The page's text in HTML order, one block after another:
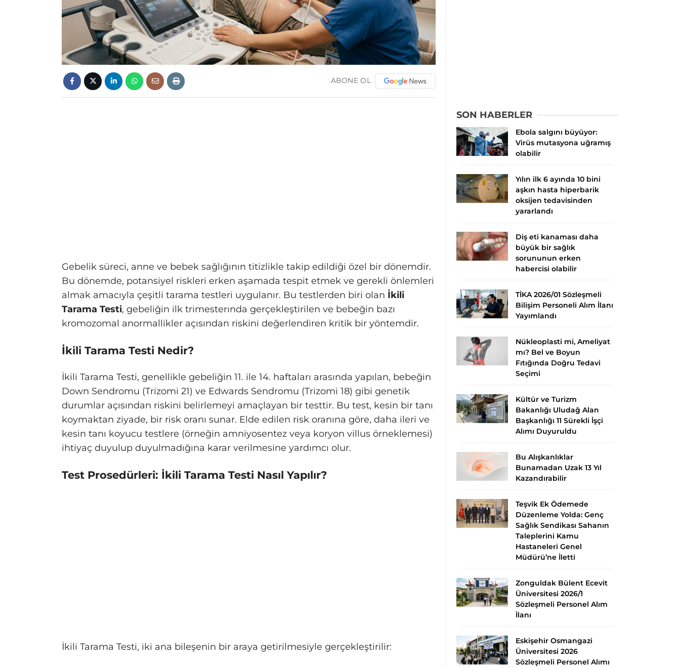
ABONE OL
Gebelik süreci, anne ve bebek sağlığının titizlikle takip edildiği özel bir dönemdir.
Bu dönemde, potansiyel riskleri erken aşamada tespit etmek ve gerekli önlemleri
almak amacıyla çeşitli tarama testleri uygulanır. Bu testlerden biri olan İkili
Tarama Testi, gebeliğin ilk trimesterında gerçekleştirilen ve bebeğin bazı
kromozomal anormallikler açısından riskini değerlendiren kritik bir yöntemdir.
İkili Tarama Testi Nedir?
İkili Tarama Testi, genellikle gebeliğin 11. ile 14. haftaları arasında yapılan, bebeğin
Down Sendromu (Trizomi 21) ve Edwards Sendromu (Trizomi 18) gibi genetik
durumlar açısından riskini belirlemeyi amaçlayan bir testtir. Bu test, kesin bir tanı
koymaktan ziyade, bir risk oranı sunar. Elde edilen risk oranına göre, daha ileri ve
kesin tanı koyucu testlere (örneğin amniyosentez veya koryon villus örneklemesi)
ihtiyaç duyulup duyulmadığına karar verilmesine yardımcı olur.
Test Prosedürleri: İkili Tarama Testi Nasıl Yapılır?
İkili Tarama Testi, iki ana bileşenin bir araya getirilmesiyle gerçekleştirilir:
SON HABERLER
Ebola salgını büyüyor:
Virüs mutasyona uğramış
olabilir
Yılın ilk 6 ayında 10 bini
aşkın hasta hiperbarik
oksijen tedavisinden
yararlandı
Diş eti kanaması daha
büyük bir sağlık
sorununun erken
habercisi olabilir
TİKA 2026/01 Sözleşmeli
Bilişim Personeli Alım İlanı
Yayımlandı
Nükleoplasti mi, Ameliyat
mı? Bel ve Boyun
Fıtığında Doğru Tedavi
Seçimi
Kültür ve Turizm
Bakanlığı Uludağ Alan
Başkanlığı 11 Sürekli İşçi
Alımı Duyuruldu
Bu Alışkanlıklar
Bunamadan Uzak 13 Yıl
Kazandırabilir
Teşvik Ek Ödemede
Düzenleme Yolda: Genç
Sağlık Sendikası Sahanın
Taleplerini Kamu
Hastaneleri Genel
Müdürü’ne İletti
Zonguldak Bülent Ecevit
Üniversitesi 2026/1
Sözleşmeli Personel Alım
İlanı
Eskişehir Osmangazi
Üniversitesi 2026
Sözleşmeli Personel Alımı